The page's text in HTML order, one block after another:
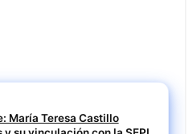
María Teresa Castillo